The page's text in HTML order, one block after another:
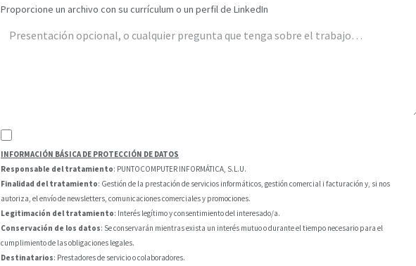
Proporcione un archivo con su currículum o un perfil de LinkedIn
INFORMACIÓN BÁSICA DE PROTECCIÓN DE DATOS
Responsable del tratamiento: PUNTOCOMPUTER INFORMÁTICA, S.L.U.
Finalidad del tratamiento: Gestión de la prestación de servicios informáticos, gestión comercial i facturación y, si nos
autoriza, el envío de newsletters, comunicaciones comerciales y promociones.
Legitimación del tratamiento: Interés legítimo y consentimiento del interesado/a.
Conservación de los datos: Se conservarán mientras exista un interés mutuo o durante el tiempo necesario para el
cumplimiento de las obligaciones legales.
Destinatarios: Prestadores de servicio o colaboradores.